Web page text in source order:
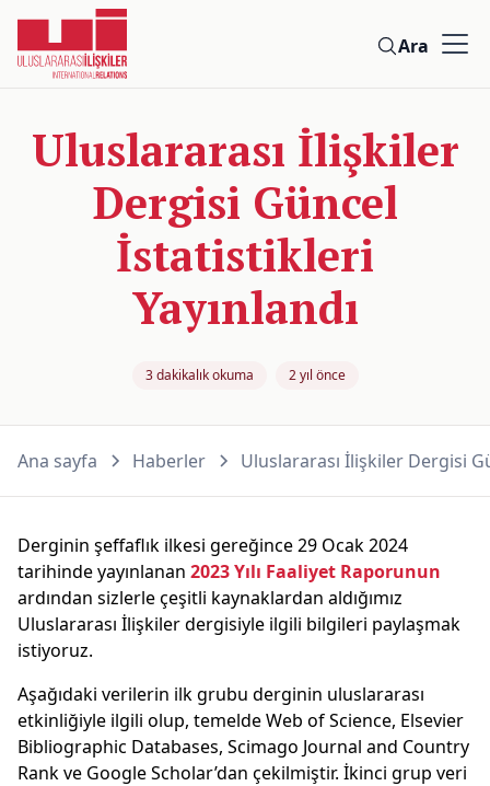
Ara
Uluslararası İlişkiler
Dergisi Güncel
İstatistikleri
Yayınlandı
3 dakikalık okuma 2 yıl önce
Ana sayfa Haberler Uluslararası İlişkiler Dergisi
Derginin şeffaflık ilkesi gereğince 29 Ocak 2024
tarihinde yayınlanan 2023 Yılı Faaliyet Raporunun
ardından sizlerle çeşitli kaynaklardan aldığımız
Uluslararası İlişkiler dergisiyle ilgili bilgileri paylaşmak
istiyoruz.
Aşağıdaki verilerin ilk grubu derginin uluslararası
etkinliğiyle ilgili olup, temelde Web of Science, Elsevier
Bibliographic Databases, Scimago Journal and Country
Rank ve Google Scholar’dan çekilmiştir. İkinci grup veri